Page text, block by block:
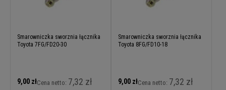
Smarowniczka sworznia łącznika
Toyota 7FG/FD20-30
9,00 złCena netto: 7,32 zł
Smarowniczka sworznia łącznika
Toyota 8FG/FD10-18
9,00 złCena netto: 7,32 zł